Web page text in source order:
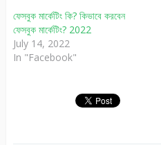
ফেসবুক মার্কেটিং কি? কিভাবে করবেন
ফেসবুক মার্কেটিং? 2022
July 14, 2022
In "Facebook"